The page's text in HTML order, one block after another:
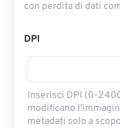
con perdita di dati
DPI
Inserisci DPI (0-
modificano
metadati solo a